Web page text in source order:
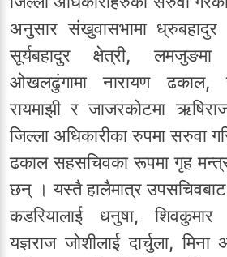
अनुसार संखुवासभामा ध्रुबहादुर
सूर्यबहादुर क्षेत्री,
ओखलढुंगामा नारायण ढकाल,
रायमाझी र जाजरकोटमा
जिल्ला अधिकारीका रुपमा सरुवा
ढकाल सहसचिवका रूपमा गृह
छन् । यस्तै हालैमात्र उपसचिवबाट
कडरियालाई धनुषा, शिवकुमार
यज्ञराज जोशीलाई दार्चुला,